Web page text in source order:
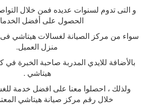
و التى تدوم لسنوات عديده فمن خلال
الحصول على أفضل
سواء من مركز الصيانة لغسالات هيتاشي
منزل العميل.
بالأضافة للايدي المدربة صاحبة الخبرة
هيتاشي .
ولذلك ، احصلوا معنا على افضل خدمة
خلال رقم مركز صيانة هيتاشي